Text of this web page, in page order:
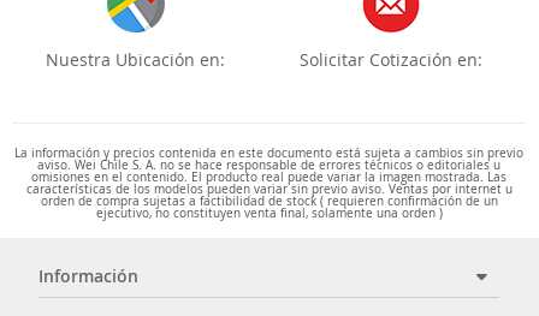
Nuestra Ubicación en: Solicitar Cotización en:
La información y precios contenida en este documento está sujeta a cambios sin previo
aviso. Wei Chile S. A. no se hace responsable de errores técnicos o editoriales u
omisiones en el contenido. El producto real puede variar la imagen mostrada. Las
características de los modelos pueden variar sin previo aviso. Ventas por internet u
orden de compra sujetas a factibilidad de stock ( requieren confirmación de un
ejecutivo, no constituyen venta final, solamente una orden )
Información